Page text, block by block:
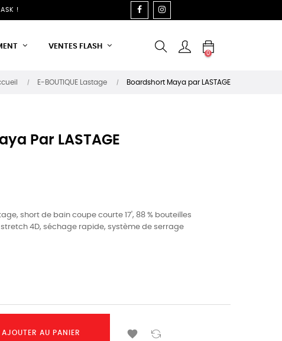
! FACEBOOK
VENTES FLASH
0
E-BOUTIQUE Lastage Boardshort Maya par LASTAGE
Par LASTAGE
short de bain coupe courte 17', 88 % bouteilles
stretch 4D, séchage rapide, système de serrage
AJOUTER AU PANIER 